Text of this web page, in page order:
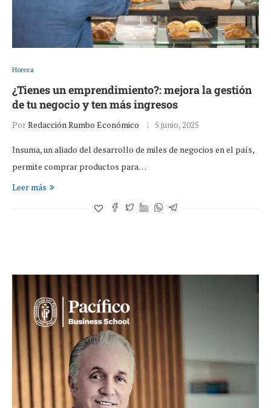
Horeca
¿Tienes un emprendimiento?: mejora la gestión
de tu negocio y ten más ingresos
PorRedacción Rumbo Económico 5 junio, 2025
Insuma, un aliado del desarrollo de miles de negocios en el país,
permite comprar productos para…
Leer más